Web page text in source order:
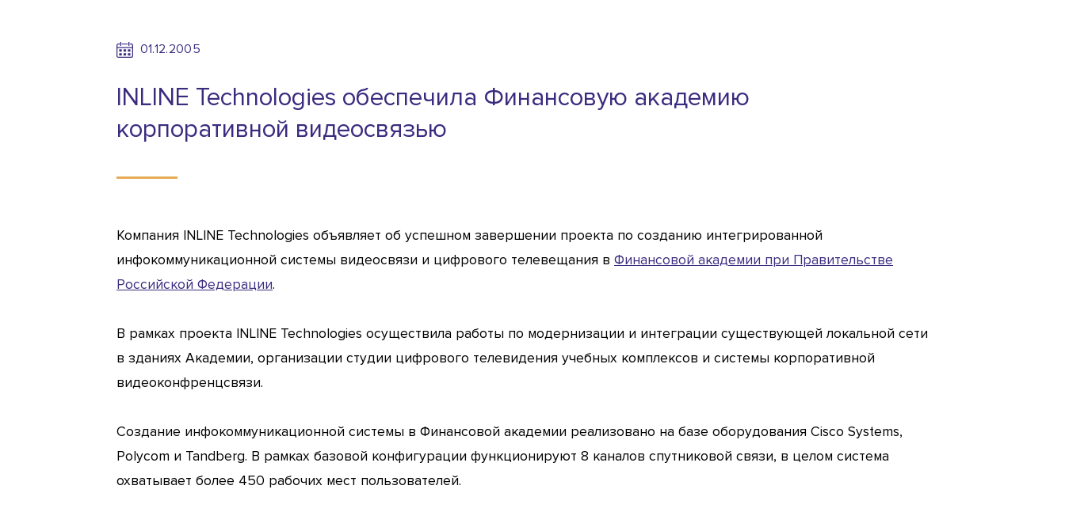
01.12.2005
INLINE Technologies обеспечила Финансовую академию
корпоративной видеосвязью
Компания INLINE Technologies объявляет об успешном завершении проекта по созданию интегрированной
инфокоммуникационной системы видеосвязи и цифрового телевещания в Финансовой академии при Правительстве
Российской Федерации.
В рамках проекта INLINE Technologies осуществила работы по модернизации и интеграции существующей локальной сети
в зданиях Академии, организации студии цифрового телевидения учебных комплексов и системы корпоративной
видеоконфренцсвязи.
Создание инфокоммуникационной системы в Финансовой академии реализовано на базе оборудования Cisco Systems,
Polycom и Tandberg. В рамках базовой конфигурации функционируют 8 каналов спутниковой связи, в целом система
охватывает более 450 рабочих мест пользователей.